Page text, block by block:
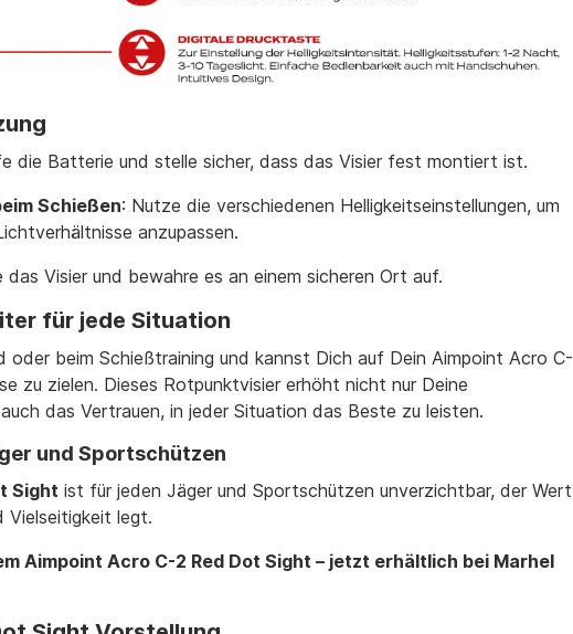
die Batterie und stelle sicher, dass das Visier fest montiert ist.
Schießen: Nutze die verschiedenen Helligkeitseinstellungen, um
anzupassen.
das Visier und bewahre es an einem sicheren Ort auf.
für jede Situation
oder beim Schießtraining und kannst Dich auf Dein Aimpoint Acro C-
zu zielen. Dieses Rotpunktvisier erhöht nicht nur Deine
das Vertrauen, in jeder Situation das Beste zu leisten.
und Sportschützen
Sight ist für jeden Jäger und Sportschützen unverzichtbar, der Wert
Vielseitigkeit legt.
Aimpoint Acro C-2 Red Dot Sight – jetzt erhältlich bei Marhel